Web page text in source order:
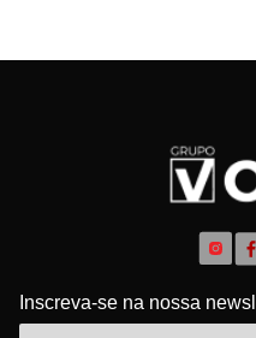
Inscreva-se na nossa